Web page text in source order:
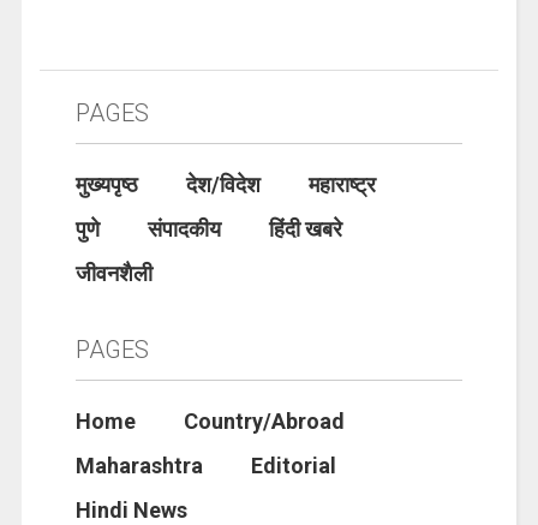
PAGES
मुख्यपृष्ठ देश/विदेश
महाराष्ट्र
पुणे
संपादकीय
हिंदी खबरे
जीवनशैली
PAGES
Home
Country/Abroad
Maharashtra
Editorial
Hindi News